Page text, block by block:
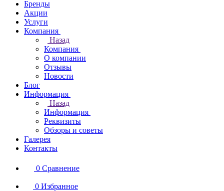
Бренды
Акции
Услуги
Компания
Назад
Компания
О компании
Отзывы
Новости
Блог
Информация
Назад
Информация
Реквизиты
Обзоры и советы
Галерея
Контакты
0 Сравнение
0 Избранное